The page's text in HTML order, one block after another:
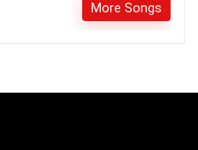
More Songs